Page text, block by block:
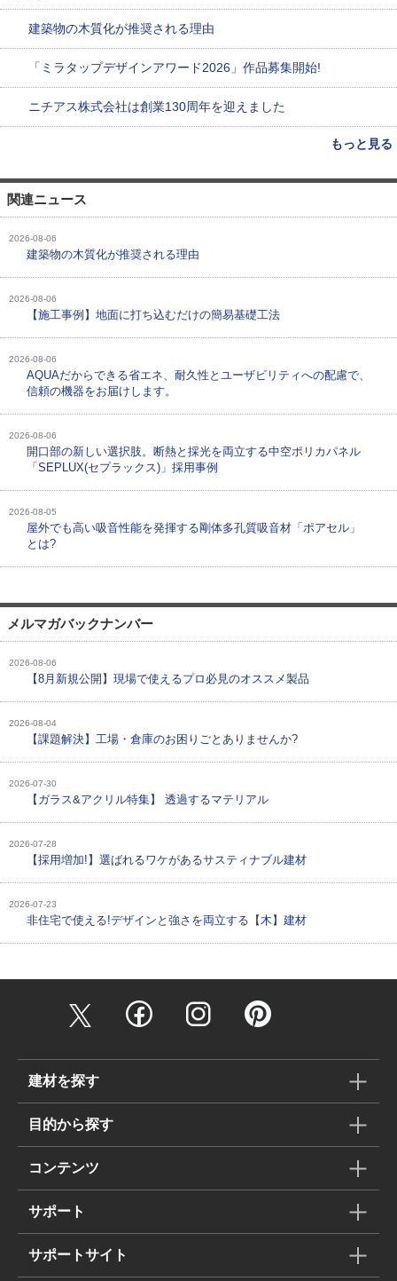
建築物の木質化が推奨される理由
「ミラタップデザインアワード2026」作品募集開始!
ニチアス株式会社は創業130周年を迎えました
もっと見る
関連ニュース
2026-08-06
建築物の木質化が推奨される理由
2026-08-06
【施工事例】地面に打ち込むだけの簡易基礎工法
2026-08-06
AQUAだからできる省エネ、耐久性とユーザビリティへの配慮で、
信頼の機器をお届けします。
2026-08-06
開口部の新しい選択肢。断熱と採光を両立する中空ポリカパネル
「SEPLUX(セプラックス)」採用事例
2026-08-05
屋外でも高い吸音性能を発揮する剛体多孔質吸音材「ポアセル」
とは?
メルマガバックナンバー
2026-08-06
【8月新規公開】現場で使えるプロ必見のオススメ製品
2026-08-04
【課題解決】工場・倉庫のお困りごとありませんか?
2026-07-30
【ガラス&アクリル特集】 透過するマテリアル
2026-07-28
【採用増加!】選ばれるワケがあるサスティナブル建材
2026-07-23
非住宅で使える!デザインと強さを両立する【木】建材
建材を探す
目的から探す
コンテンツ
サポート
サポートサイト